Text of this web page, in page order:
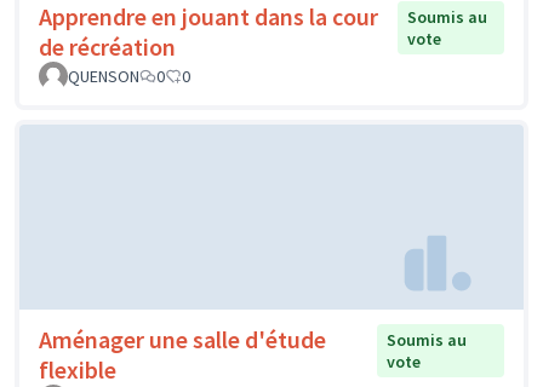
Apprendre en jouant dans la cour
de récréation
Soumis au
vote
QUENSON
0 0
Aménager une salle d'étude
flexible
Soumis au
vote